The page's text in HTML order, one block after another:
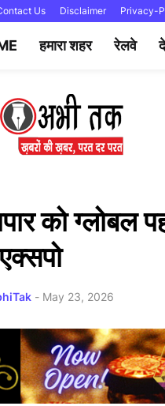
Us Disclaimer Privacy-
हमारा शहर रेलवे
को ग्लोबल
- May 23, 2026